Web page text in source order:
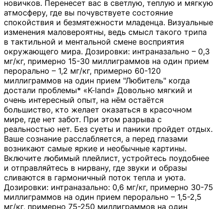
новичков. Перенесет вас в светлую, теплую и мягкую
атмосферу, где вы почувствуете состояние
спокойствия и безмятежности младенца. Визуальные
изменения маловероятны, ведь смысл такого трипа
в тактильной и ментальной смене восприятия
окружающего мира. Дозировки: интраназально – 0,3
мг/кг, примерно 15-30 миллиграммов на один прием
перорально – 1,2 мг/кг, примерно 60-120
миллиграммов на один прием "Любитель" когда
достали проблемы* «K-land» Довольно мягкий и
очень интересный опыт, на нём остаётся
большиство, кто желает оказаться в красочном
мире, где нет забот. При этом разрыва с
реальностью нет. Без суеты и паники пройдет отдых.
Ваше сознание расслабляется, а перед глазами
возникают самые яркие и необычные картины.
Включите любимый плейлист, устройтесь поудобнее
и отправляйтесь в нирвану, где звуки и образы
сливаются в гармоничный поток тепла и уюта.
Дозировки: интраназально: 0,6 мг/кг, примерно 30-75
миллиграммов на один прием перорально – 1,5-2,5
мг/кг, примерно 75-250 миллиграммов на один